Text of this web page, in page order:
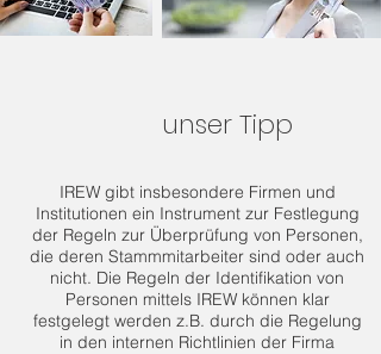
unser Tipp
IREW gibt insbesondere Firmen und
Institutionen ein Instrument zur Festlegung
der Regeln zur Überprüfung von Personen,
die deren Stammmitarbeiter sind oder auch
nicht. Die Regeln der Identifikation von
Personen mittels IREW können klar
festgelegt werden z.B. durch die Regelung
in den internen Richtlinien der Firma